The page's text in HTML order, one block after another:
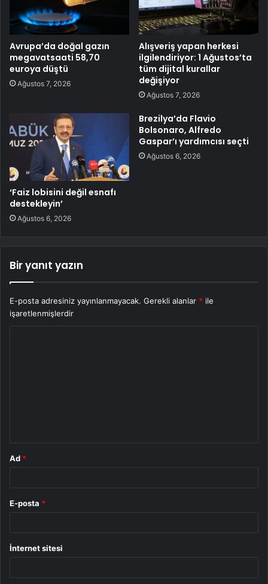
Avrupa’da doğal gazın
megavatsaati 58,70
euroya düştü
Ağustos 7, 2026
Alışveriş yapan herkesi
ilgilendiriyor: 1 Ağustos’ta
tüm dijital kurallar
değişiyor
Ağustos 7, 2026
‘Faiz lobisini değil esnafı
destekleyin’
Ağustos 6, 2026
Brezilya’da Flavio
Bolsonaro, Alfredo
Gaspar’ı yardımcısı seçti
Ağustos 6, 2026
Bir yanıt yazın
E-posta adresiniz yayınlanmayacak. Gerekli alanlar * ile
işaretlenmişlerdir
Ad *
E-posta *
İnternet sitesi